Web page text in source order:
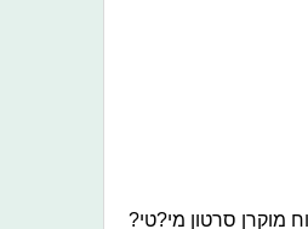
מוקרן סרטון מי?טי?